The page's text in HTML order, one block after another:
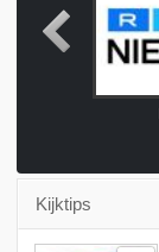
Kijktips